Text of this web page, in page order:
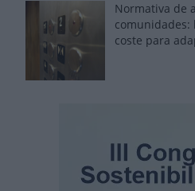
Normativa de
comunidades:
coste para